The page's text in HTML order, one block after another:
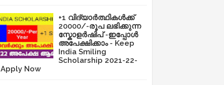
+1 വിദ്യാർത്ഥികൾക്ക്
20000/-രൂപ ലഭിക്കുന്ന
സ്കോളർഷിപ് -ഇപ്പോൾ
അപേക്ഷിക്കാം - Keep
India Smiling
Scholarship 2021-22-
Apply Now